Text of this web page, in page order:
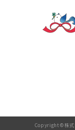
Copyright©株式